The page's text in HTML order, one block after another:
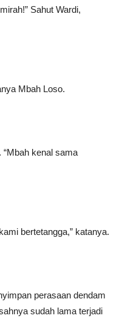
Sahut Wardi,
Mbah Loso.
kenal sama
bertetangga,” katanya.
perasaan dendam
sudah lama terjadi